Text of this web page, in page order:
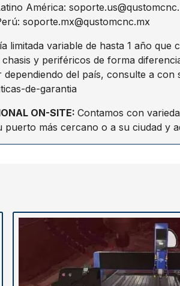
América:
soporte.mx@qustomcnc.mx
limitada variable de hasta 1 año
y periféricos de forma
del país, consulte a
de-garantia
ON-SITE: Contamos con
más cercano o a su ciudad y